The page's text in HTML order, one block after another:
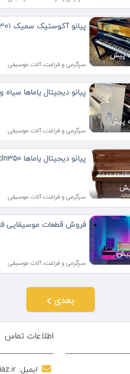
پیانو آکوستیک سمیک JA_301
سرگرمی و فراغت، آلات موسیقی
پیانو دیجیتال یاماها
سرگرمی و فراغت، آلات موسیقی
پیانو دیجیتال یاماها cln350
سرگرمی و فراغت، آلات موسیقی
فروش قطعات موسیقایی
سرگرمی و فراغت، آلات موسیقی
بعدی
اطلاعات تماس
ایمیل: